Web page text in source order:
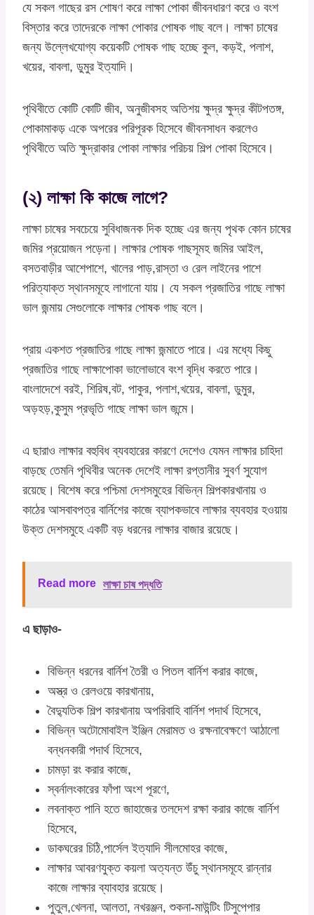
যে সকল গাছের রস শোষণ করে লাক্ষা পোকা জীবনধারণ করে ও বংশ
বিস্তার করে তাদেরকে লাক্ষা পোকার পোষক গাছ বলে। লাক্ষা চাষের
জন্য উল্লেখযোগ্য কয়েকটি পোষক গাছ হচ্ছে কুল, কড়ই, পলাশ,
খয়ের, বাবলা, ডুমুর ইত্যাদি।
পৃথিবীতে কোটি কোটি জীব, অনুজীবসহ অতিশয় ক্ষুদ্র ক্ষুদ্র কীটপতঙ্গ,
পোকামাকড় একে অপরের পরিপূরক হিসেবে জীবনসাধন করলেও
পৃথিবীতে অতি ক্ষুদ্রাকার পোকা লাক্ষার পরিচয় শিল্প পোকা হিসেবে।
(২) লাক্ষা কি কাজে লাগে?
লাক্ষা চাষের সবচেয়ে সুবিধাজনক দিক হচ্ছে এর জন্য পৃথক কোন চাষের
জমির প্রয়োজন পড়েনা। লাক্ষার পোষক গাছসূমহ জমির আইল,
বসতবাড়ীর আশেপাশে, খালের পাড়,রাস্তা ও রেল লাইনের পাশে
পরিত্যাক্ত স্থানসমূহে লাগানো যায়। যে সকল প্রজাতির গাছে লাক্ষা
ভাল জন্মায় সেগুলোকে লাক্ষার পোষক গাছ বলে।
প্রায় একশত প্রজাতির গাছে লাক্ষা জন্মাতে পারে। এর মধ্যে কিছু
প্রজাতির গাছে লাক্ষাপোকা ভালোভাবে বংশ বৃদ্ধি করতে পারে।
বাংলাদেশে বরই, শিরিষ,বট, পাকুর, পলাশ,খয়ের, বাবলা, ডুমুর,
অড়হড়,কুসুম প্রভৃতি গাছে লাক্ষা ভাল জন্মে।
এ ছারাও লাক্ষার বহুবিধ ব্যবহারের কারণে দেশেও যেমন লাক্ষার চাহিদা
বাড়ছে তেমনি পৃথিবীর অনেক দেশেই লাক্ষা রপ্তানীর সুবর্ণ সুযোগ
রয়েছে। বিশেষ করে পশ্চিমা দেশসমুহের বিভিন্ন শিল্পকারখানায় ও
কাঠের আসবাবপত্র বার্নিশের কাজে ব্যাপকভাবে লাক্ষার ব্যবহার হওয়ায়
উক্ত দেশসমুহে একটি বড় ধরনের লাক্ষার বাজার রয়েছে।
Read more লাক্ষা চাষ পদ্ধতি
এ ছাড়াও-
বিভিন্ন ধরনের বার্নিশ তৈরী ও পিতল বার্নিশ করার কাজে,
অস্ত্র ও রেলওয়ে কারখানায়,
বৈদ্যুতিক শিল্প কারখানায় অপরিবাহি বার্নিশ পদার্থ হিসেবে,
বিভিন্ন অটোমোবাইল ইঞ্জিন মেরামত ও রক্ষনাবেক্ষণে আঠালো
বন্ধনকারী পদার্থ হিসেবে,
চামড়া রং করার কাজে,
স্বর্নালংকারের ফাঁপা অংশ পূরণে,
লবনাক্ত পানি হতে জাহাজের তলদেশ রক্ষা করার কাজে বার্নিশ
হিসেবে,
ডাকঘরের চিঠি,পার্সেল ইত্যাদি সীলমোহর কাজে,
লাক্ষার আবরণযুক্ত কয়লা অত্যন্ত উঁচু স্থানসমূহে রান্নার
কাজে লাক্ষার ব্যাবহার রয়েছে।
পুতুল,খেলনা, আলতা, নখরঞ্জন, শুকনা-মাউন্টিং টিসুপেপার